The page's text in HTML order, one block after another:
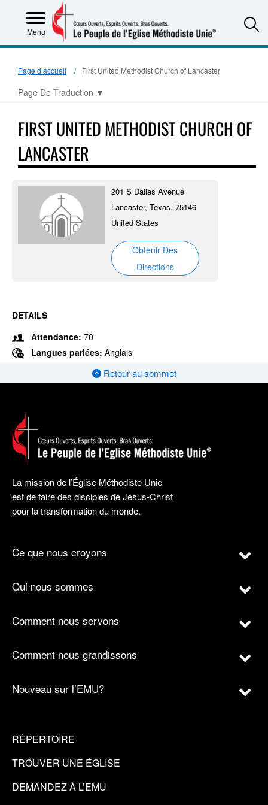
Menu
Page d’accueil First United Methodist Church of Lancaster
Page De Traduction ▼
FIRST UNITED METHODIST CHURCH OF
LANCASTER
201 S Dallas Avenue
Lancaster, Texas, 75146
United States
Obtenir Des
Directions
DETAILS
Attendance: 70
Langues parlées: Anglais
Retour au sommet
La mission de l’Église Méthodiste Unie
est de faire des disciples de Jésus-Christ
pour la transformation du monde.
Ce que nous croyons
Qui nous sommes
Comment nous servons
Comment nous grandissons
Nouveau sur l’EMU?
RÉPERTOIRE
TROUVER UNE ÉGLISE
DEMANDEZ À L’EMU